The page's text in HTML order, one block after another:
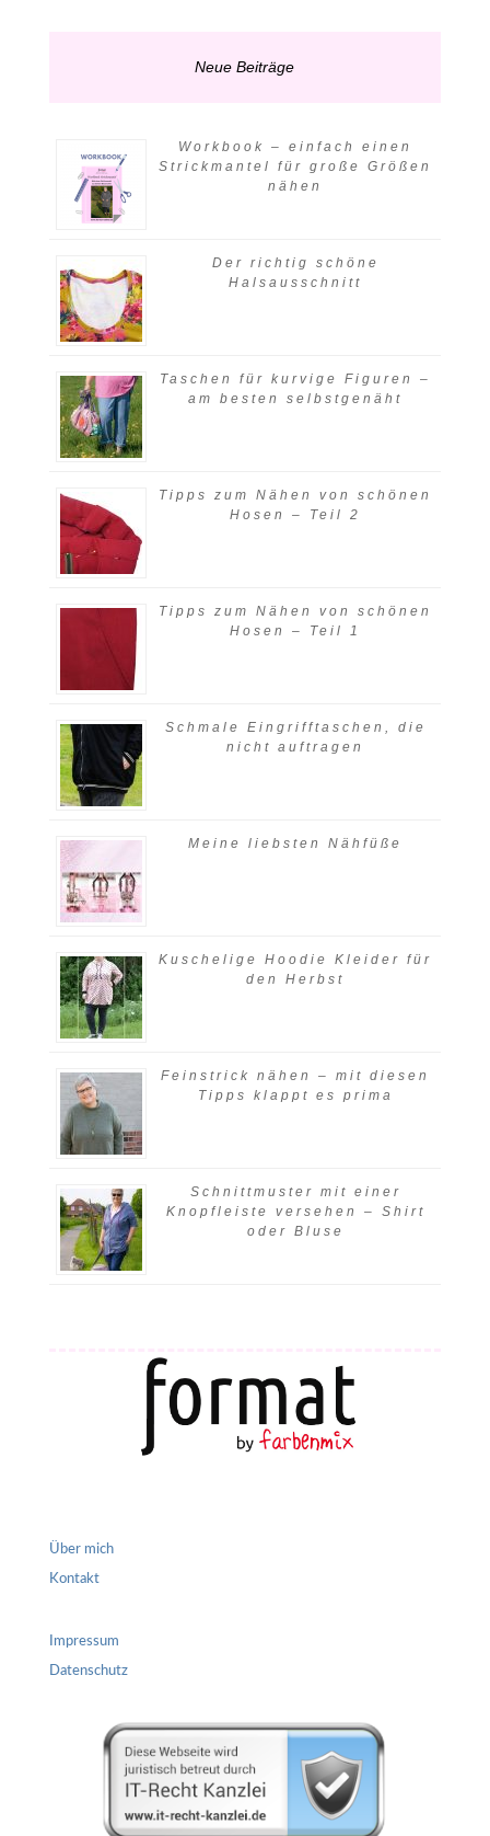
Neue Beiträge
Workbook – einfach einen
Strickmantel für große Größen
nähen
Der richtig schöne
Halsausschnitt
Taschen für kurvige Figuren –
am besten selbstgenäht
Tipps zum Nähen von schönen
Hosen – Teil 2
Tipps zum Nähen von schönen
Hosen – Teil 1
Schmale Eingrifftaschen, die
nicht auftragen
Meine liebsten Nähfüße
Kuschelige Hoodie Kleider für
den Herbst
Feinstrick nähen – mit diesen
Tipps klappt es prima
Schnittmuster mit einer
Knopfleiste versehen – Shirt
oder Bluse
Über mich
Kontakt
Impressum
Datenschutz